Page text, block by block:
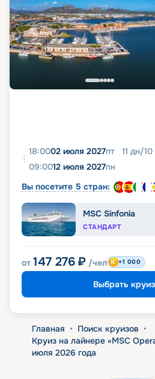
18:0002 июля 2027пт 11 дн/10
09:0012 июля 2027пн
Вы посетите 5 стран:
MSC Sinfonia
СТАНДАРТ
от 147 276 ₽ /чел +1 000
Выбрать круиз
Главная • Поиск круизов •
Круиз на лайнере «MSC
июля 2026 года